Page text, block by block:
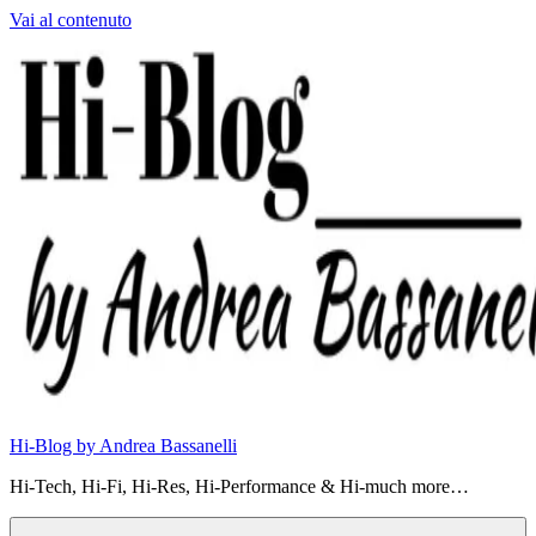
Vai al contenuto
Hi-Blog by Andrea Bassanelli
Hi-Tech, Hi-Fi, Hi-Res, Hi-Performance & Hi-much more…